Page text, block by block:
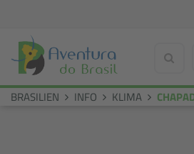
BRASILIEN INFO KLIMA